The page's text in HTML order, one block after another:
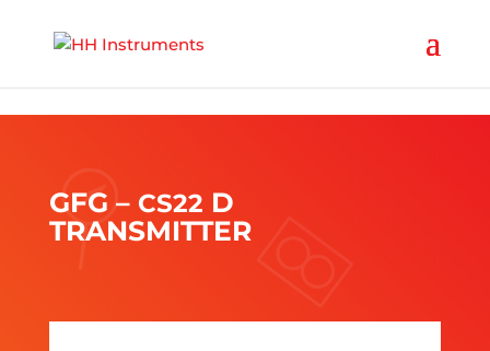
GFG – CS22 D
TRANSMITTER